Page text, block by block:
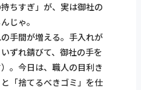
ちすぎ」が、実は御社の
じゃ。
手間が増える。手入れが
ずれ錆びて、御社の手を
。今日は、職人の目利き
「捨てるべきゴミ」を仕